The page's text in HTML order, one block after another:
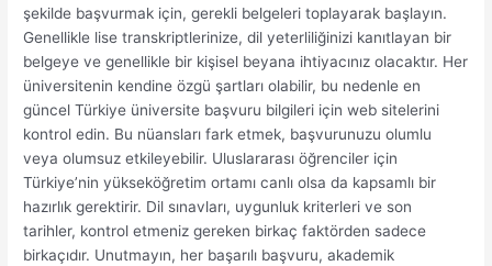
şekilde başvurmak için, gerekli belgeleri toplayarak başlayın.
Genellikle lise transkriptlerinize, dil yeterliliğinizi kanıtlayan bir
belgeye ve genellikle bir kişisel beyana ihtiyacınız olacaktır. Her
üniversitenin kendine özgü şartları olabilir, bu nedenle en
güncel Türkiye üniversite başvuru bilgileri için web sitelerini
kontrol edin. Bu nüansları fark etmek, başvurunuzu olumlu
veya olumsuz etkileyebilir. Uluslararası öğrenciler için
Türkiye’nin yükseköğretim ortamı canlı olsa da kapsamlı bir
hazırlık gerektirir. Dil sınavları, uygunluk kriterleri ve son
tarihler, kontrol etmeniz gereken birkaç faktörden sadece
birkaçıdır. Unutmayın, her başarılı başvuru, akademik